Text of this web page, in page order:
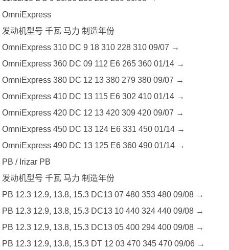
OmniExpress
发动机型号 千瓦 马力 制造年份
OmniExpress 310 DC 9 18 310 228 310 09/07 →
OmniExpress 360 DC 09 112 E6 265 360 01/14 →
OmniExpress 380 DC 12 13 380 279 380 09/07 →
OmniExpress 410 DC 13 115 E6 302 410 01/14 →
OmniExpress 420 DC 12 13 420 309 420 09/07 →
OmniExpress 450 DC 13 124 E6 331 450 01/14 →
OmniExpress 490 DC 13 125 E6 360 490 01/14 →
PB / Irizar PB
发动机型号 千瓦 马力 制造年份
PB 12.3 12.9, 13.8, 15.3 DC13 07 480 353 480 09/08 →
PB 12.3 12.9, 13.8, 15.3 DC13 10 440 324 440 09/08 →
PB 12.3 12.9, 13.8, 15.3 DC13 05 400 294 400 09/08 →
PB 12.3 12.9, 13.8, 15.3 DT 12 03 470 345 470 09/06 →